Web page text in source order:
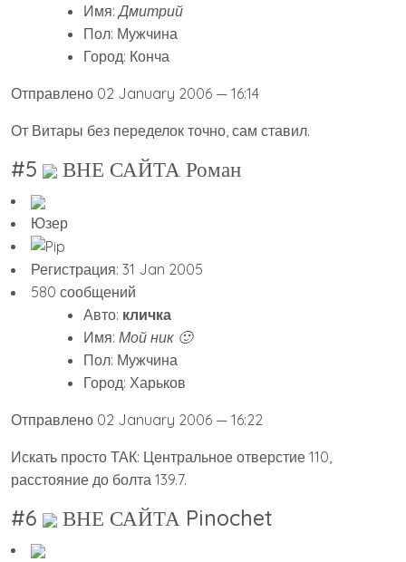
Имя:Дмитрий
Пол: Мужчина
Город: Конча
Отправлено 02 January 2006 — 16:14
От Витары без переделок точно, сам ставил.
#5 ВНЕ САЙТА Роман
Юзер
Регистрация: 31 Jan 2005
580 сообщений
Авто: кличка
Имя: Мой ник 🙂
Пол: Мужчина
Город: Харьков
Отправлено 02 January 2006 — 16:22
Искать просто ТАК: Центральное отверстие 110,
расстояние до болта 139.7.
#6 ВНЕ САЙТА Pinochet